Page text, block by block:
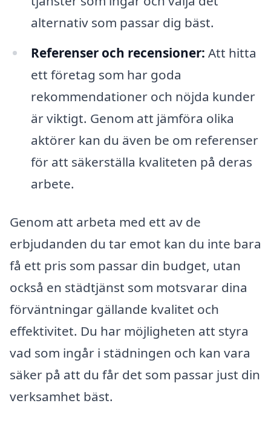
alternativ som passar dig bäst.
Referenser och recensioner: Att hitta
ett företag som har goda
rekommendationer och nöjda kunder
är viktigt. Genom att jämföra olika
aktörer kan du även be om referenser
för att säkerställa kvaliteten på deras
arbete.
Genom att arbeta med ett av de
erbjudanden du tar emot kan du inte bara
få ett pris som passar din budget, utan
också en städtjänst som motsvarar dina
förväntningar gällande kvalitet och
effektivitet. Du har möjligheten att styra
vad som ingår i städningen och kan vara
säker på att du får det som passar just din
verksamhet bäst.